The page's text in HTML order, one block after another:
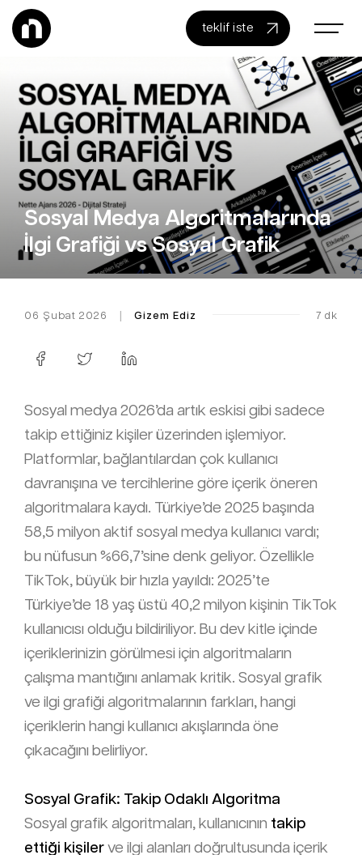
teklif iste
Sosyal Medya Algoritmalarında
İlgi Grafiği vs Sosyal Grafik
06 Şubat 2026 Gizem Ediz 7 dk
Sosyal medya 2026’da artık eskisi gibi sadece
takip ettiğiniz kişiler üzerinden işlemiyor.
Platformlar, bağlantılardan çok kullanıcı
davranışına ve tercihlerine göre içerik öneren
algoritmalara kaydı. Türkiye’de 2025 başında
58,5 milyon aktif sosyal medya kullanıcı vardı;
bu nüfusun %66,7’sine denk geliyor. Özellikle
TikTok, büyük bir hızla yayıldı: 2025’te
Türkiye’de 18 yaş üstü 40,2 milyon kişinin TikTok
kullanıcısı olduğu bildiriliyor. Bu dev kitle içinde
içeriklerinizin görülmesi için algoritmaların
çalışma mantığını anlamak kritik. Sosyal grafik
ve ilgi grafiği algoritmalarının farkları, hangi
içeriklerin hangi kullanıcı akışlarında öne
çıkacağını belirliyor.
Sosyal Grafik: Takip Odaklı Algoritma
Sosyal grafik algoritmaları, kullanıcının takip
ettiği kişiler ve ilgi alanları doğrultusunda içerik